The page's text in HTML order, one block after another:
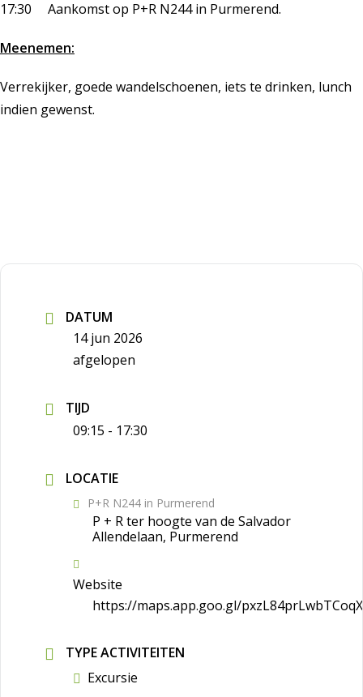
17:30 Aankomst op P+R N244 in Purmerend.
Meenemen:
Verrekijker, goede wandelschoenen, iets te drinken, lunch
indien gewenst.
DATUM
14 jun 2026
afgelopen
TIJD
09:15 - 17:30
LOCATIE
P+R N244 in Purmerend
P + R ter hoogte van de Salvador
Allendelaan, Purmerend
Website
https://maps.app.goo.gl/
TYPE ACTIVITEITEN
Excursie